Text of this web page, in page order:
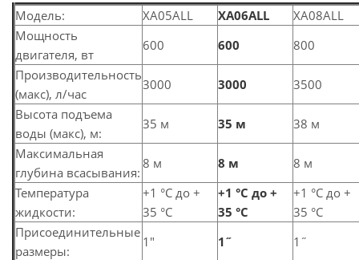
Модель: XA05ALL XA06ALL
XA08ALL
Мощность
двигателя, вт
600 600
800
Производительность
(макс), л/час
3000 3000
3500
Высота подъема
воды (макс), м:
35 м 35 м
38 м
Максимальная
глубина всасывания:
8 м 8 м
8 м
Температура
жидкости:
+1 °С до +
35 °С
+1 °С до +
35 °С
+1 °С до +
35 °С
Присоединительные
размеры:
1″ 1˝
1˝